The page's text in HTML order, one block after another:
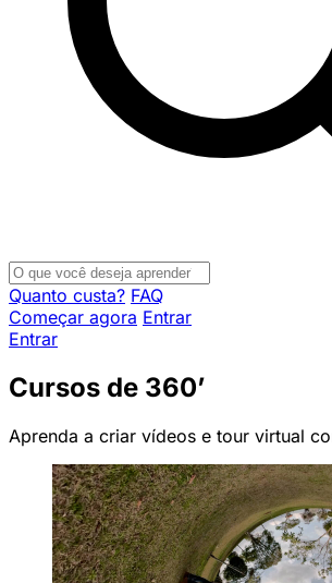
Quanto custa? FAQ
Começar agora Entrar
Entrar
Cursos de 360’
Aprenda a criar vídeos e tour virtual